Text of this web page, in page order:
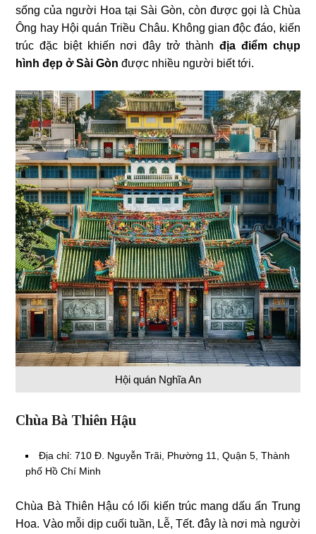
sống của người Hoa tại Sài Gòn, còn được gọi là Chùa
Ông hay Hội quán Triều Châu. Không gian độc đáo, kiến
trúc đặc biệt khiến nơi đây trở thànhđịa điểm chụp
hình đẹp ở Sài Gòn được nhiều người biết tới.
Hội quán Nghĩa An
Chùa Bà Thiên Hậu
Địa chỉ: 710 Đ. Nguyễn Trãi, Phường 11, Quận 5, Thành
phố Hồ Chí Minh
Chùa Bà Thiên Hậu có lối kiến trúc mang dấu ấn Trung
Hoa. Vào mỗi dịp cuối tuần, Lễ, Tết. đây là nơi mà người